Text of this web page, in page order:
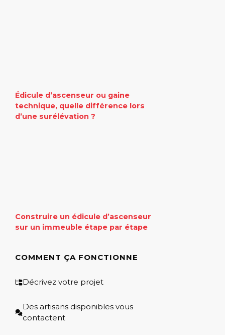
Édicule d’ascenseur ou gaine
technique, quelle différence lors
d’une surélévation ?
Construire un édicule d’ascenseur
sur un immeuble étape par étape
COMMENT ÇA FONCTIONNE
Décrivez votre projet
Des artisans disponibles vous
contactent